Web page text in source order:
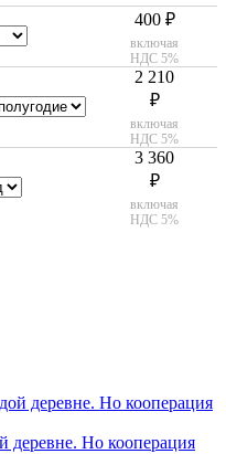
400 ₽
включая
НДС 5%
2 210
₽
включая
НДС 5%
3 360
₽
включая
НДС 5%
деревне. Но кооперация